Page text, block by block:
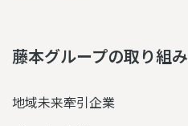
藤本グループの取り組み
地域未来牽引企業